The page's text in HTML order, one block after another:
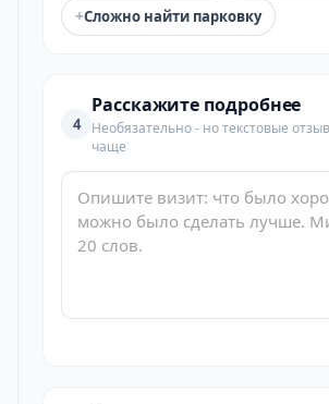
+Сложно найти парковку
4
Расскажите подробнее
Необязательно - но текстовые
чаще